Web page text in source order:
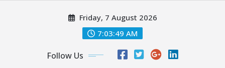
Friday, 7 August 2026
7:03:51 AM
Follow Us